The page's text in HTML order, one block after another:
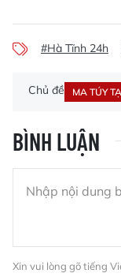
#Hà Tĩnh 24h
Chủ đề MA TÚY
BÌNH LUẬN
Xin vui lòng gõ tiếng